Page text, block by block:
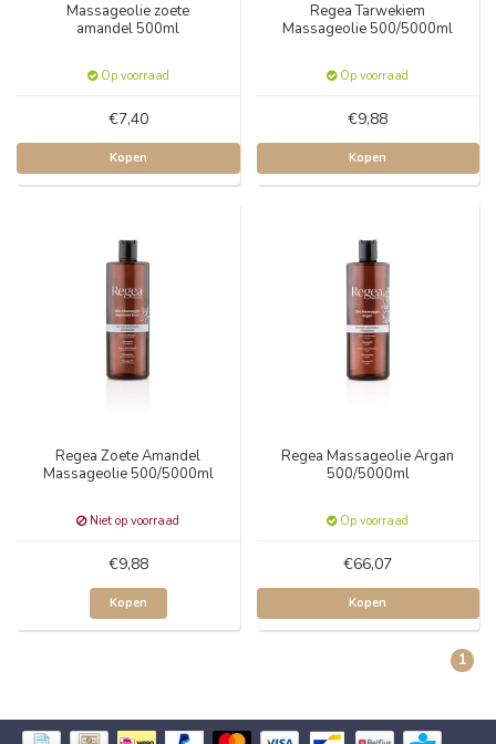
Massageolie zoete
amandel 500ml
Op voorraad
€7,40
Kopen
Regea Tarwekiem
Massageolie 500/5000ml
Op voorraad
€9,88
Kopen
Regea Zoete Amandel
Massageolie 500/5000ml
Niet op voorraad
€9,88
Kopen
Regea Massageolie Argan
500/5000ml
Op voorraad
€66,07
Kopen
1